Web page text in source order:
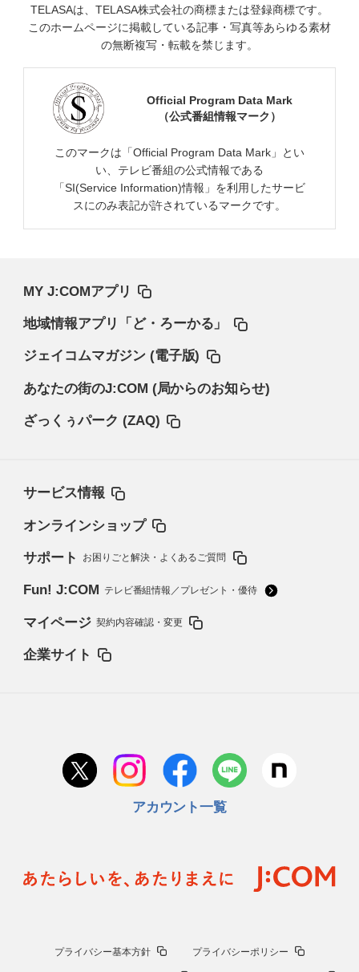
TELASAは、TELASA株式会社の商標または登録商標です。
このホームページに掲載している記事・写真等あらゆる素材
の無断複写・転載を禁じます。
Official Program Data Mark
（公式番組情報マーク）
このマークは「Official Program Data Mark」とい
い、テレビ番組の公式情報である
「SI(Service Information)情報」を利用したサービ
スにのみ表記が許されているマークです。
MY J:COMアプリ
地域情報アプリ「ど・ろーかる」
ジェイコムマガジン (電子版)
あなたの街のJ:COM (局からのお知らせ)
ざっくぅパーク (ZAQ)
サービス情報
オンラインショップ
サポート お困りごと解決・よくあるご質問
Fun! J:COM テレビ番組情報／プレゼント・優待
マイページ 契約内容確認・変更
企業サイト
アカウント一覧
プライバシー基本方針 プライバシーポリシー